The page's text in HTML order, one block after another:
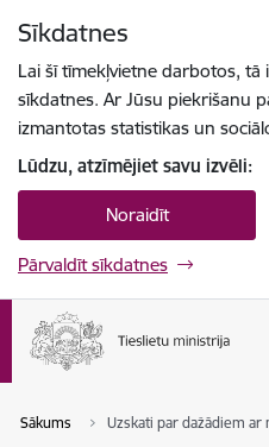
Sīkdatnes
Lai šī tīmekļvietne darbotos,
sīkdatnes. Ar Jūsu piekrišanu
izmantotas statistikas un
Lūdzu, atzīmējiet savu izvēli:
Noraidīt
Pārvaldīt sīkdatnes
Sākums Uzskati par dažādiem